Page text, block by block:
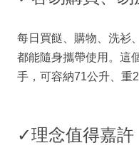
每日買餸、購物、洗衫
都能隨身攜帶使用。這
手，可容納71公升、重
✓理念值得嘉許